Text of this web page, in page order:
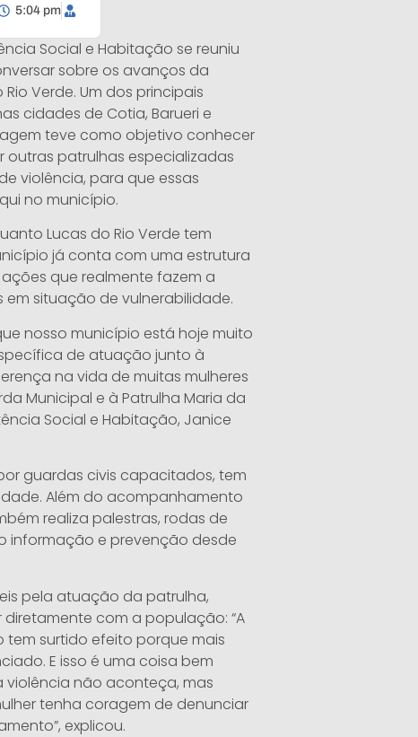
5:04 pm
Social e Habitação se reuniu
sobre os avanços da
Verde. Um dos principais
cidades de Cotia, Barueri e
teve como objetivo conhecer
patrulhas especializadas
violência, para que essas
no município.
Lucas do Rio Verde tem
já conta com uma estrutura
que realmente fazem a
situação de vulnerabilidade.
nosso município está hoje muito
de atuação junto à
na vida de muitas mulheres
Municipal e à Patrulha Maria da
Social e Habitação, Janice
guardas civis capacitados, tem
Além do acompanhamento
realiza palestras, rodas de
informação e prevenção desde
pela atuação da patrulha,
com a população: “A
surtido efeito porque mais
E isso é uma coisa bem
não aconteça, mas
tenha coragem de denunciar
explicou.